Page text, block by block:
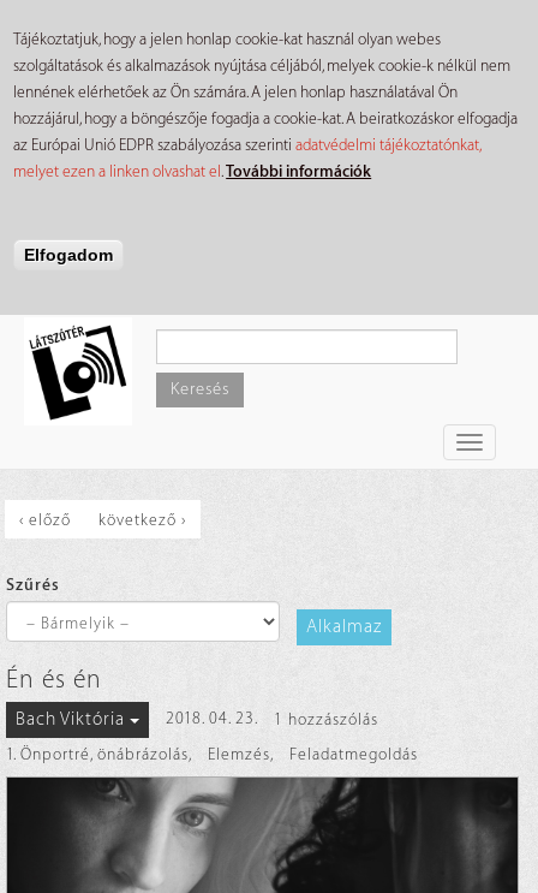
Tájékoztatjuk, hogy a jelen honlap cookie-kat használ olyan webes
szolgáltatások és alkalmazások nyújtása céljából, melyek cookie-k nélkül nem
lennének elérhetőek az Ön számára. A jelen honlap használatával Ön
hozzájárul, hogy a böngészője fogadja a cookie-kat. A beiratkozáskor elfogadja
az Európai Unió EDPR szabályozása szerintiadatvédelmi tájékoztatónkat,
melyet ezen a linken olvashat el.További információk
Elfogadom
tartalomra
Keresés
Toggle
‹ előző következő ›
Szűrés
Alkalmaz
Én és én
Bach Viktória 2018. 04. 23.
1 hozzászólás
1. Önportré, önábrázolás, Elemzés, Feladatmegoldás